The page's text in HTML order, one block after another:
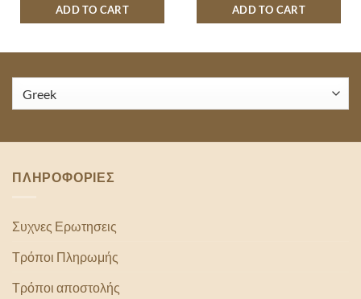
ADD TO CART ADD TO CART
ΠΛΗΡΟΦΟΡΙΕΣ
Συχνες Ερωτησεις
Τρόποι Πληρωμής
Τρόποι αποστολής